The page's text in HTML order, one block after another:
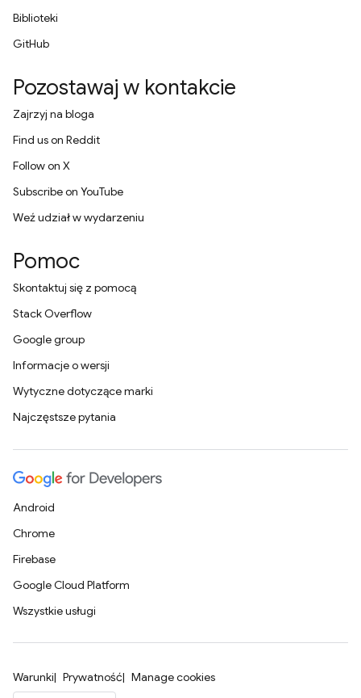
Biblioteki
GitHub
Pozostawaj w kontakcie
Zajrzyj na bloga
Find us on Reddit
Follow on X
Subscribe on YouTube
Weź udział w wydarzeniu
Pomoc
Skontaktuj się z pomocą
Stack Overflow
Google group
Informacje o wersji
Wytyczne dotyczące marki
Najczęstsze pytania
Android
Chrome
Firebase
Google Cloud Platform
Wszystkie usługi
Warunki Prywatność Manage cookies